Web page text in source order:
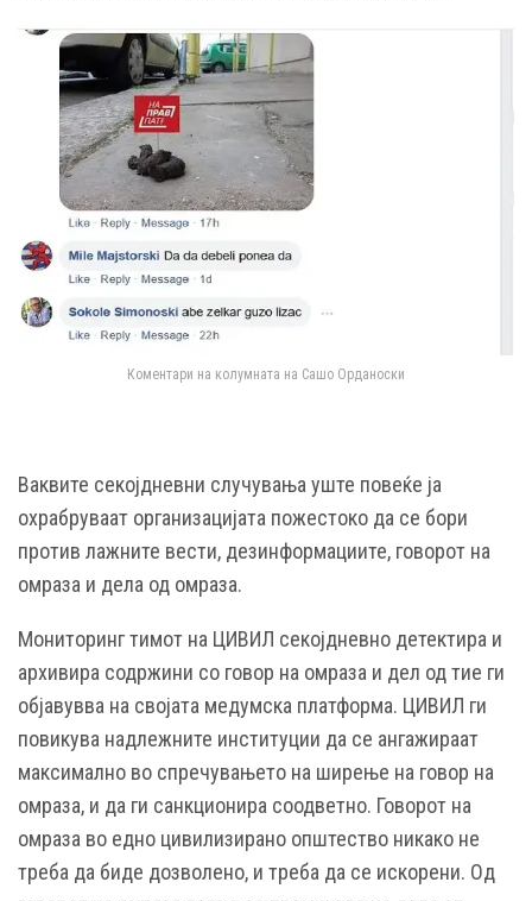
Коментари на колумната на Сашо Орданоски
Ваквите секојдневни случувања уште повеќе ја
охрабруваат организацијата пожестоко да се бори
против лажните вести, дезинформациите, говорот на
омраза и дела од омраза.
Мониторинг тимот на ЦИВИЛ секојдневно детектира и
архивира содржини со говор на омраза и дел од тие ги
објавувва на својата медумска платформа. ЦИВИЛ ги
повикува надлежните институции да се ангажираат
максимално во спречувањето на ширење на говор на
омраза, и да ги санкционира соодветно. Говорот на
омраза во едно цивилизирано општество никако не
треба да биде дозволено, и треба да се искорени. Од